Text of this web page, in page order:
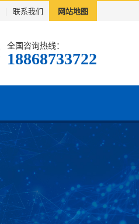
联系我们 网站地图
全国咨询热线：
18868733722